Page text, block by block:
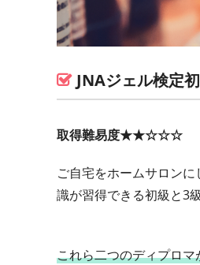
JNAジェル検定
取得難易度★★☆☆☆
ご自宅をホームサロン
識が習得できる初級と3
これら二つのディプロ